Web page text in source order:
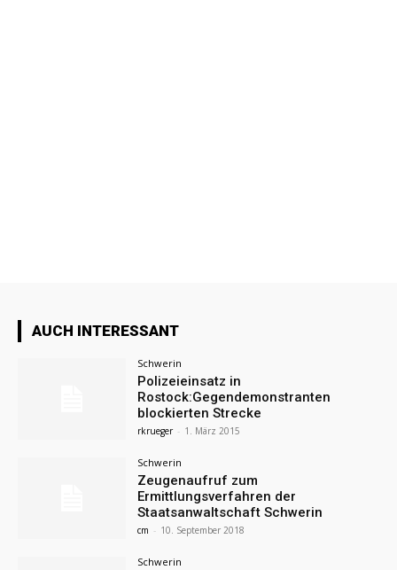
AUCH INTERESSANT
Schwerin
Polizeieinsatz in
Rostock:Gegendemonstranten
blockierten Strecke
rkrueger - 1. März 2015
Schwerin
Zeugenaufruf zum
Ermittlungsverfahren der
Staatsanwaltschaft Schwerin
cm - 10. September 2018
Schwerin